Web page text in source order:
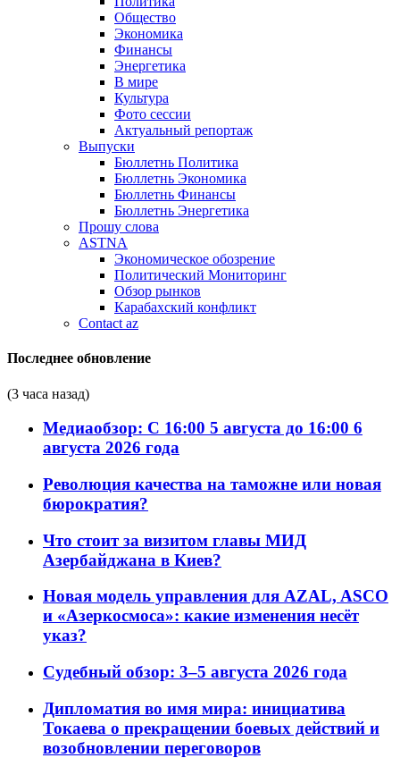
Общество
Экономика
Финансы
Энергетика
В мире
Культура
Фото сессии
Актуальный репортаж
Выпуски
Бюллетнь Политика
Бюллетнь Экономика
Бюллетнь Финансы
Бюллетнь Энергетика
Прошу слова
ASTNA
Экономическое обозрение
Политический Мониторинг
Обзор рынков
Карабахский конфликт
Contact az
Последнее обновление
(3 часа назад)
Медиаобзор: С 16:00 5 августа до 16:00 6
августа 2026 года
Революция качества на таможне или новая
бюрократия?
Что стоит за визитом главы МИД
Азербайджана в Киев?
Новая модель управления для AZAL, ASCO
и «Азеркосмоса»: какие изменения несёт
указ?
Судебный обзор: 3–5 августа 2026 года
Дипломатия во имя мира: инициатива
Токаева о прекращении боевых действий и
возобновлении переговоров